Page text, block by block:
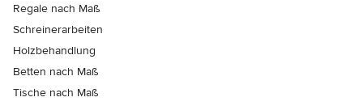
Regale nach Maß
Schreinerarbeiten
Holzbehandlung
Betten nach Maß
Tische nach Maß